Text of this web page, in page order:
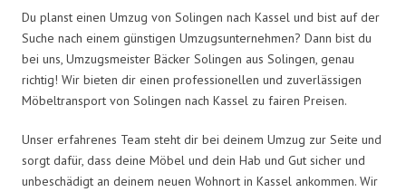
Du planst einen Umzug von Solingen nach Kassel und bist auf der
Suche nach einem günstigen Umzugsunternehmen? Dann bist du
bei uns, Umzugsmeister Bäcker Solingen aus Solingen, genau
richtig! Wir bieten dir einen professionellen und zuverlässigen
Möbeltransport von Solingen nach Kassel zu fairen Preisen.
Unser erfahrenes Team steht dir bei deinem Umzug zur Seite und
sorgt dafür, dass deine Möbel und dein Hab und Gut sicher und
unbeschädigt an deinem neuen Wohnort in Kassel ankommen. Wir